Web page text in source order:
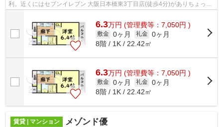
利。近くにはセブンイレブン 大阪日本橋東3丁目店(徒歩4分)がありちょっと
6.3万円 (管理費等：7,050円 )
敷金 0ヶ月 礼金 0ヶ月
8階 / 1K / 22.42㎡
6.3万円 (管理費等：7,050円 )
敷金 0ヶ月 礼金 0ヶ月
8階 / 1K / 22.42㎡
賃貸 | マンション メゾンド優